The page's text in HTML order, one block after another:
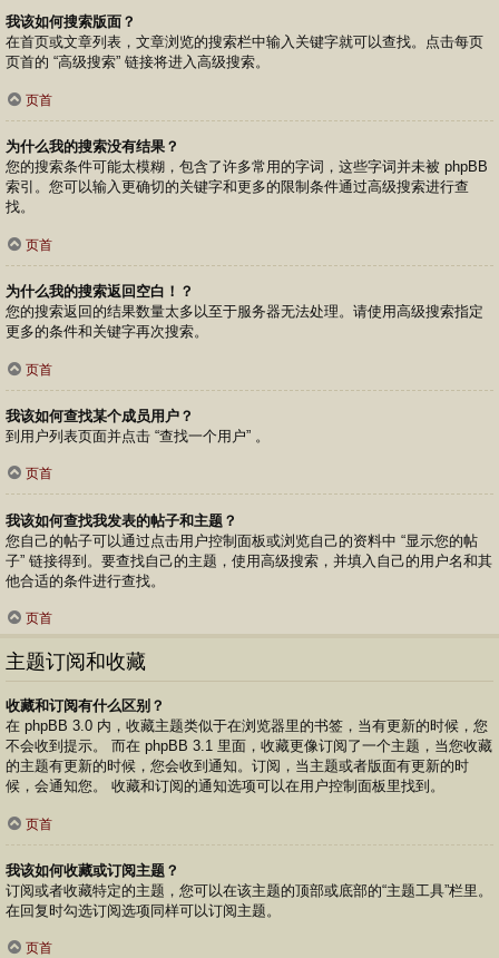
我该如何搜索版面？
在首页或文章列表，文章浏览的搜索栏中输入关键字就可以查找。点击每页
页首的 “高级搜索” 链接将进入高级搜索。
页首
为什么我的搜索没有结果？
您的搜索条件可能太模糊，包含了许多常用的字词，这些字词并未被 phpBB
索引。您可以输入更确切的关键字和更多的限制条件通过高级搜索进行查
找。
页首
为什么我的搜索返回空白！？
您的搜索返回的结果数量太多以至于服务器无法处理。请使用高级搜索指定
更多的条件和关键字再次搜索。
页首
我该如何查找某个成员用户？
到用户列表页面并点击 “查找一个用户” 。
页首
我该如何查找我发表的帖子和主题？
您自己的帖子可以通过点击用户控制面板或浏览自己的资料中 “显示您的帖
子” 链接得到。要查找自己的主题，使用高级搜索，并填入自己的用户名和其
他合适的条件进行查找。
页首
主题订阅和收藏
收藏和订阅有什么区别？
在 phpBB 3.0 内，收藏主题类似于在浏览器里的书签，当有更新的时候，您
不会收到提示。 而在 phpBB 3.1 里面，收藏更像订阅了一个主题，当您收藏
的主题有更新的时候，您会收到通知。订阅，当主题或者版面有更新的时
候，会通知您。 收藏和订阅的通知选项可以在用户控制面板里找到。
页首
我该如何收藏或订阅主题？
订阅或者收藏特定的主题，您可以在该主题的顶部或底部的“主题工具”栏里。
在回复时勾选订阅选项同样可以订阅主题。
页首